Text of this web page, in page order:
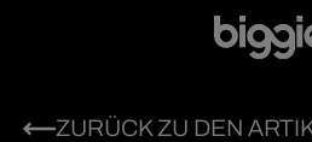
ZURÜCK ZU DEN